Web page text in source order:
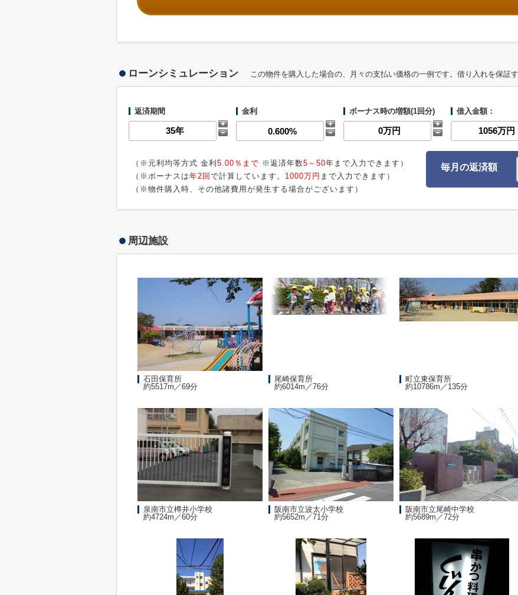
ローンシミュレーション この物件を購入した場合の、月々の支払い価格の一例です。借り入れを保証
返済期間 金利 ボーナス時の増額(1回分) 借入金額：
（※元利均等方式 金利 5.00％まで ※返済年数5～50年まで入力できます）
（※ボーナスは年2回 で計算しています。 1000万円 まで入力できます）
（※物件購入時、その他諸費用が発生する場合がございます）
毎月の返済額
周辺施設
石田保育所
約5517m／69分
尾崎保育所
約6014m／76分
町立東保育所
約10786m／135分
泉南市立樽井小学校
約4724m／60分
阪南市立波太小学校
約5652m／71分
阪南市立尾崎中学校
約5689m／72分